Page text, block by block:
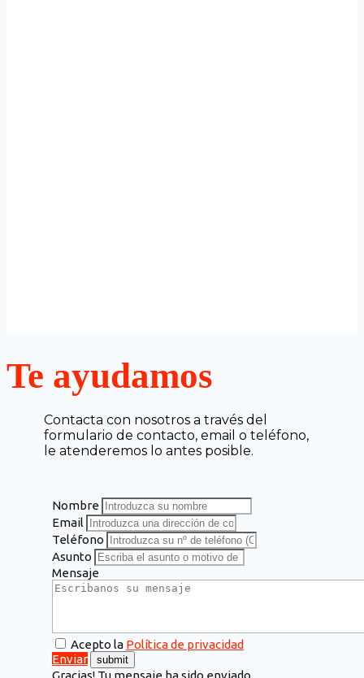
Te ayudamos
Contacta con nosotros a través del
formulario de contacto, email o teléfono,
le atenderemos lo antes posible.
Nombre
Email
Teléfono
Asunto
Mensaje
Acepto la Política de privacidad
Enviar
Gracias! Tu mensaje ha sido enviado.